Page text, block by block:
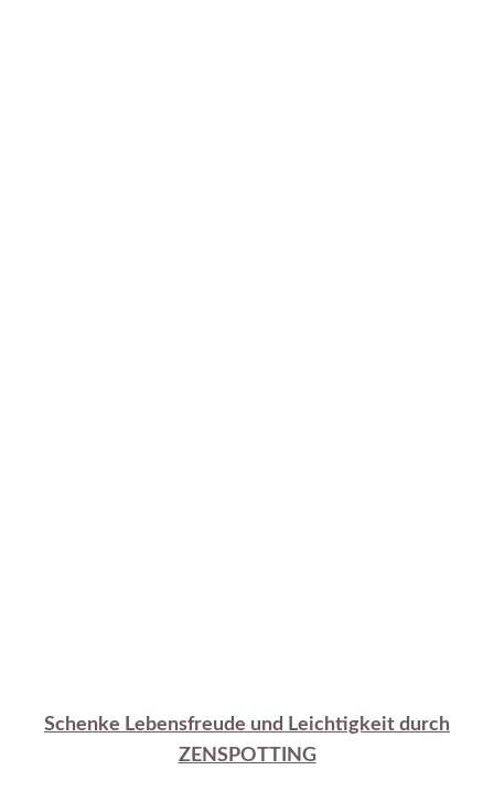
Schenke Lebensfreude und Leichtigkeit durch
ZENSPOTTING